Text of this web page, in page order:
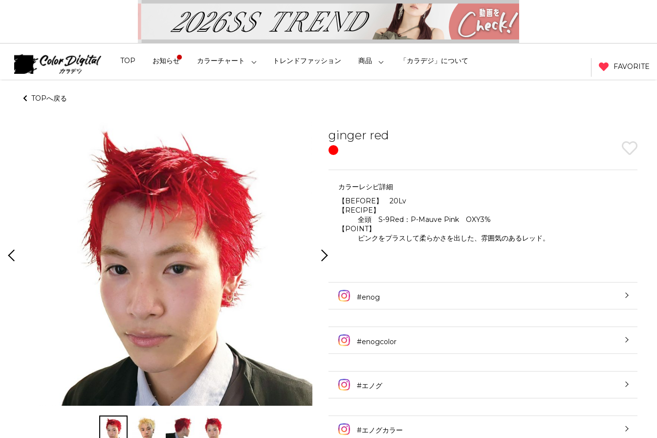
TOP お知らせ カラーチャート トレンドファッション 商品 「カラデジ」について
FAVORITE
TOPへ戻る
ginger red
カラーレシピ詳細
【BEFORE】 20Lv
【RECIPE】
全頭 S-9Red：P-Mauve Pink OXY3%
【POINT】
ピンクをプラスして柔らかさを出した、雰囲気のあるレッド。
#enog
#enogcolor
#エノグ
#エノグカラー